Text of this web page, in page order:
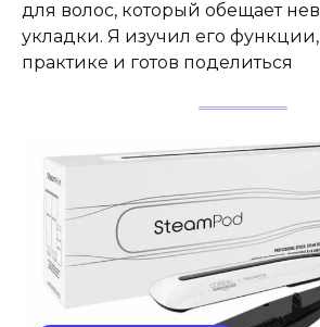
для волос, который обещает
укладки. Я изучил его
практике и готов поделиться